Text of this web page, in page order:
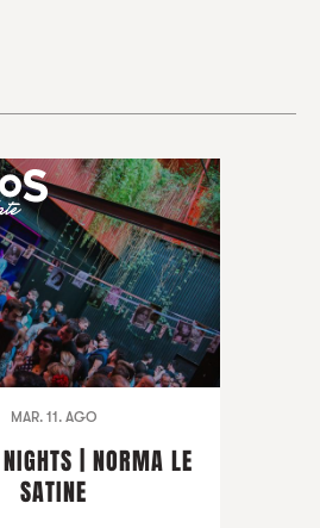
MAR. 11. AGO
| NORMA LE
SATINE